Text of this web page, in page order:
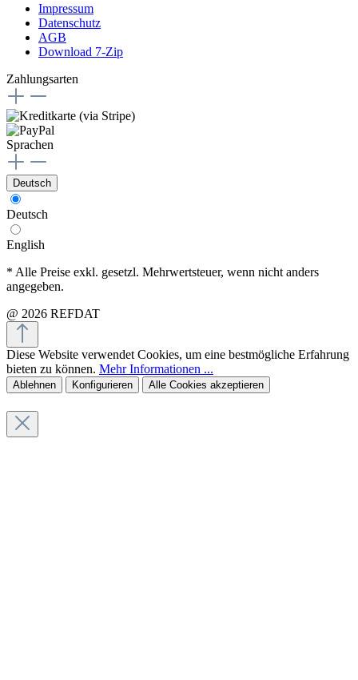
Impressum
Datenschutz
AGB
Download 7-Zip
Zahlungsarten
Sprachen
Deutsch
Deutsch
English
* Alle Preise exkl. gesetzl. Mehrwertsteuer, wenn nicht anders
angegeben.
@ 2026 REFDAT
Diese Website verwendet Cookies, um eine bestmögliche Erfahrung
bieten zu können. Mehr Informationen ...
Ablehnen Konfigurieren Alle Cookies akzeptieren